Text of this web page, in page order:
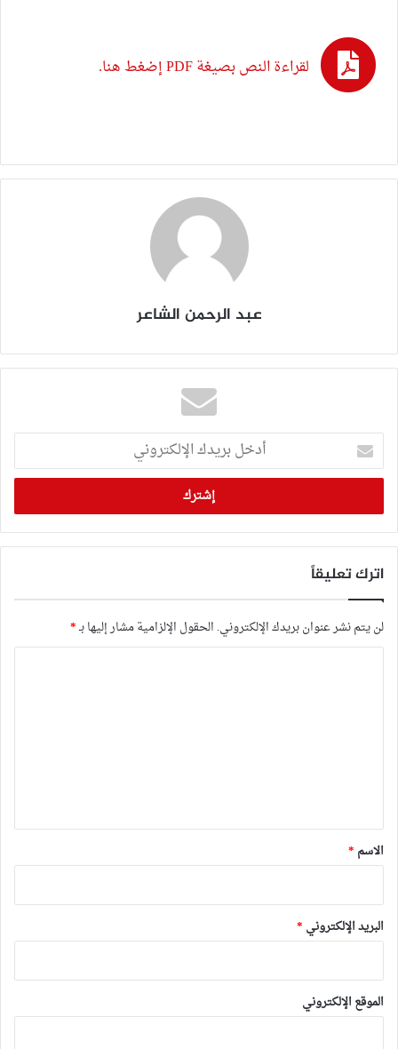
لقراءة النص بصيغة PDF إضغط هنا.
عبد الرحمن الشاعر
أدخل
بريدك
الإلكتروني
اترك تعليقاً
لن يتم نشر عنوان بريدك الإلكتروني. الحقول الإلزامية مشار إليها بـ*
*
الاسم *
البريد الإلكتروني *
الموقع الإلكتروني